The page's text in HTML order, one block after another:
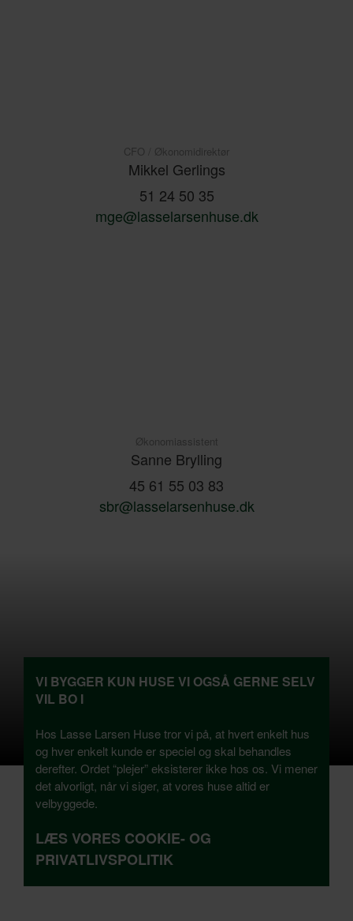
CFO / Økonomidirektør
Mikkel Gerlings
51 24 50 35
mge@lasselarsenhuse.dk
Økonomiassistent
Sanne Brylling
45 61 55 03 83
sbr@lasselarsenhuse.dk
VI BYGGER KUN HUSE VI OGSÅ GERNE SELV
VIL BO I
Hos Lasse Larsen Huse tror vi på, at hvert enkelt hus
og hver enkelt kunde er speciel og skal behandles
derefter. Ordet “plejer” eksisterer ikke hos os. Vi mener
det alvorligt, når vi siger, at vores huse altid er
velbyggede.
LÆS VORES COOKIE- OG
PRIVATLIVSPOLITIK